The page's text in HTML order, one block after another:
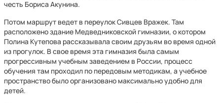
честь Бориса Акунина.
Потом маршрут ведет в переулок Сивцев Вражек. Там
расположено здание Медведниковской гимназии, о котором
Полина Кутепова рассказывала своим друзьям во время одной
из прогулок. В свое время эта гимназия была самым
прогрессивным учебным заведением в России, процесс
обучения там проходил по передовым методикам, а учебное
пространство было организовано максимально удобно для
детей.